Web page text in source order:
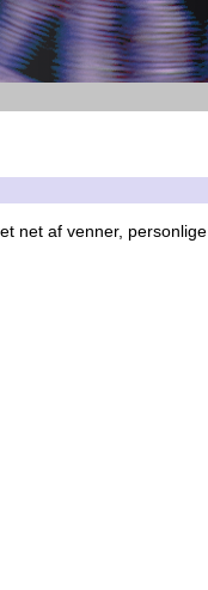
net af venner, personlige